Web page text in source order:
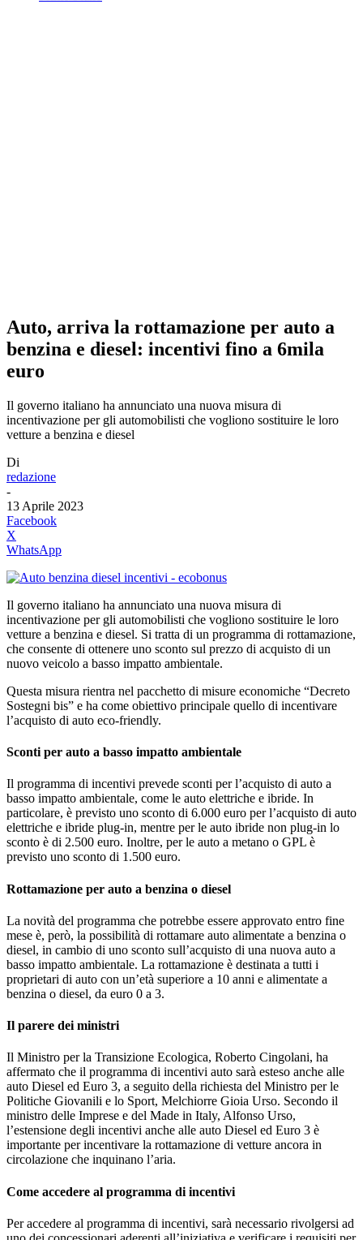
Auto, arriva la rottamazione per auto a
benzina e diesel: incentivi fino a 6mila
euro
Il governo italiano ha annunciato una nuova misura di
incentivazione per gli automobilisti che vogliono sostituire le loro
vetture a benzina e diesel
Di
redazione
-
13 Aprile 2023
Facebook
X
WhatsApp
Il governo italiano ha annunciato una nuova misura di
incentivazione per gli automobilisti che vogliono sostituire le loro
vetture a benzina e diesel. Si tratta di un programma di rottamazione,
che consente di ottenere uno sconto sul prezzo di acquisto di un
nuovo veicolo a basso impatto ambientale.
Questa misura rientra nel pacchetto di misure economiche “Decreto
Sostegni bis” e ha come obiettivo principale quello di incentivare
l’acquisto di auto eco-friendly.
Sconti per auto a basso impatto ambientale
Il programma di incentivi prevede sconti per l’acquisto di auto a
basso impatto ambientale, come le auto elettriche e ibride. In
particolare, è previsto uno sconto di 6.000 euro per l’acquisto di auto
elettriche e ibride plug-in, mentre per le auto ibride non plug-in lo
sconto è di 2.500 euro. Inoltre, per le auto a metano o GPL è
previsto uno sconto di 1.500 euro.
Rottamazione per auto a benzina o diesel
La novità del programma che potrebbe essere approvato entro fine
mese è, però, la possibilità di rottamare auto alimentate a benzina o
diesel, in cambio di uno sconto sull’acquisto di una nuova auto a
basso impatto ambientale. La rottamazione è destinata a tutti i
proprietari di auto con un’età superiore a 10 anni e alimentate a
benzina o diesel, da euro 0 a 3.
Il parere dei ministri
Il Ministro per la Transizione Ecologica, Roberto Cingolani, ha
affermato che il programma di incentivi auto sarà esteso anche alle
auto Diesel ed Euro 3, a seguito della richiesta del Ministro per le
Politiche Giovanili e lo Sport, Melchiorre Gioia Urso. Secondo il
ministro delle Imprese e del Made in Italy, Alfonso Urso,
l’estensione degli incentivi anche alle auto Diesel ed Euro 3 è
importante per incentivare la rottamazione di vetture ancora in
circolazione che inquinano l’aria.
Come accedere al programma di incentivi
Per accedere al programma di incentivi, sarà necessario rivolgersi ad